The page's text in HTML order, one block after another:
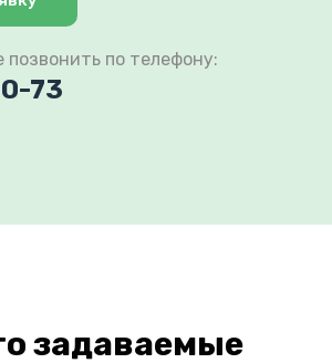
по телефону:
73
задаваемые